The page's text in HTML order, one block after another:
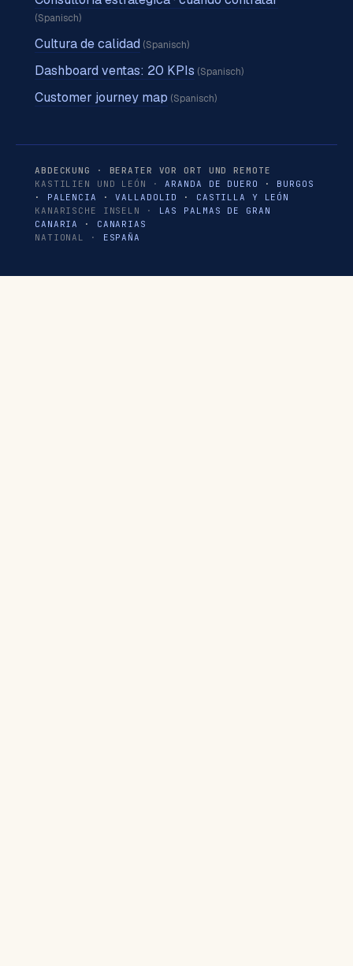
(Spanisch)
Cultura de calidad (Spanisch)
Dashboard ventas: 20 KPIs (Spanisch)
Customer journey map (Spanisch)
ABDECKUNG · BERATER VOR ORT UND REMOTE
KASTILIEN UND LEÓN ·ARANDA DE DUERO · BURGOS
· PALENCIA ·VALLADOLID · CASTILLA Y LEÓN
KANARISCHE INSELN · LAS PALMAS DE GRAN
CANARIA
· CANARIAS
NATIONAL · ESPAÑA